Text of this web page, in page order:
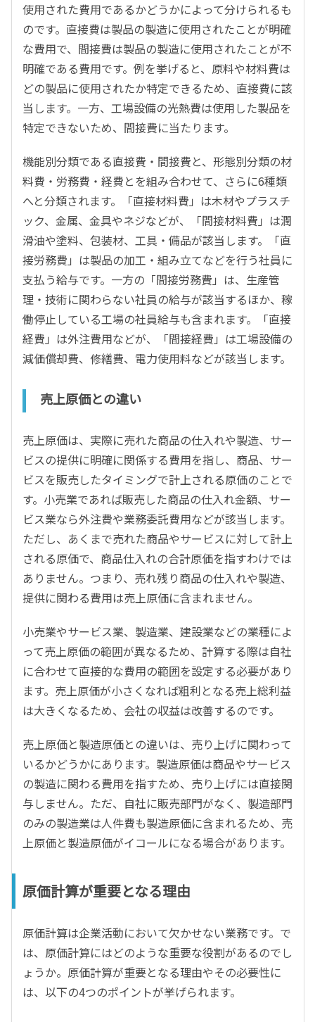
使用された費用であるかどうかによって分けられるも
のです。直接費は製品の製造に使用されたことが明確
な費用で、間接費は製品の製造に使用されたことが不
明確である費用です。例を挙げると、原料や材料費は
どの製品に使用されたか特定できるため、直接費に該
当します。一方、工場設備の光熱費は使用した製品を
特定できないため、間接費に当たります。
機能別分類である直接費・間接費と、形態別分類の材
料費・労務費・経費とを組み合わせて、さらに6種類
へと分類されます。「直接材料費」は木材やプラスチ
ック、金属、金具やネジなどが、「間接材料費」は潤
滑油や塗料、包装材、工具・備品が該当します。「直
接労務費」は製品の加工・組み立てなどを行う社員に
支払う給与です。一方の「間接労務費」は、生産管
理・技術に関わらない社員の給与が該当するほか、稼
働停止している工場の社員給与も含まれます。「直接
経費」は外注費用などが、「間接経費」は工場設備の
減価償却費、修繕費、電力使用料などが該当します。
売上原価との違い
売上原価は、実際に売れた商品の仕入れや製造、サー
ビスの提供に明確に関係する費用を指し、商品、サー
ビスを販売したタイミングで計上される原価のことで
す。小売業であれば販売した商品の仕入れ金額、サー
ビス業なら外注費や業務委託費用などが該当します。
ただし、あくまで売れた商品やサービスに対して計上
される原価で、商品仕入れの合計原価を指すわけでは
ありません。つまり、売れ残り商品の仕入れや製造、
提供に関わる費用は売上原価に含まれません。
小売業やサービス業、製造業、建設業などの業種によ
って売上原価の範囲が異なるため、計算する際は自社
に合わせて直接的な費用の範囲を設定する必要があり
ます。売上原価が小さくなれば粗利となる売上総利益
は大きくなるため、会社の収益は改善するのです。
売上原価と製造原価との違いは、売り上げに関わって
いるかどうかにあります。製造原価は商品やサービス
の製造に関わる費用を指すため、売り上げには直接関
与しません。ただ、自社に販売部門がなく、製造部門
のみの製造業は人件費も製造原価に含まれるため、売
上原価と製造原価がイコールになる場合があります。
原価計算が重要となる理由
原価計算は企業活動において欠かせない業務です。で
は、原価計算にはどのような重要な役割があるのでし
ょうか。原価計算が重要となる理由やその必要性に
は、以下の4つのポイントが挙げられます。